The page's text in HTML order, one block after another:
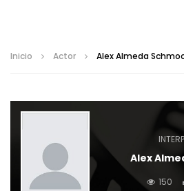
Inicio Actor Alex Almeda
Alex
150